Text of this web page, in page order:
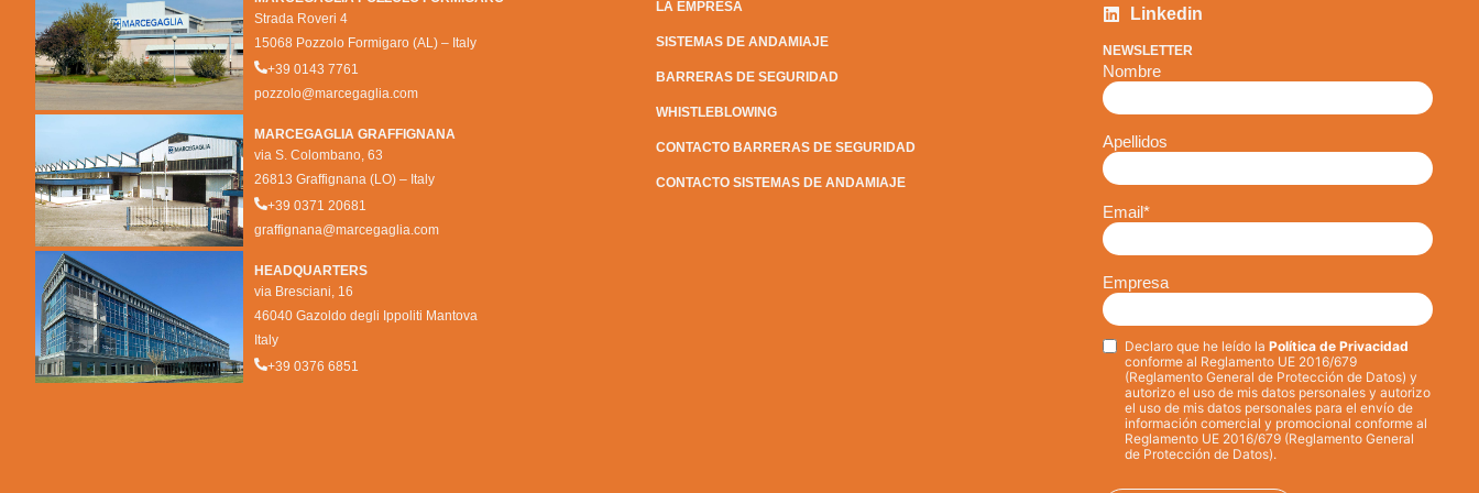
Strada Roveri 4
15068 Pozzolo Formigaro (AL) – Italy
+39 0143 7761
pozzolo@marcegaglia.com
MARCEGAGLIA GRAFFIGNANA
via S. Colombano, 63
26813 Graffignana (LO) – Italy
+39 0371 20681
graffignana@marcegaglia.com
HEADQUARTERS
via Bresciani, 16
46040 Gazoldo degli Ippoliti Mantova
Italy
+39 0376 6851
LA EMPRESA
SISTEMAS DE ANDAMIAJE
BARRERAS DE SEGURIDAD
WHISTLEBLOWING
CONTACTO BARRERAS DE SEGURIDAD
CONTACTO SISTEMAS DE ANDAMIAJE
Linkedin
NEWSLETTER
Nombre
Apellidos
Email*
Empresa
Privacy*
Declaro que he leído la Política de Privacidad
conforme al Reglamento UE 2016/679
(Reglamento General de Protección de Datos) y
autorizo el uso de mis datos personales y autorizo
el uso de mis datos personales para el envío de
información comercial y promocional conforme al
Reglamento UE 2016/679 (Reglamento General
de Protección de Datos).